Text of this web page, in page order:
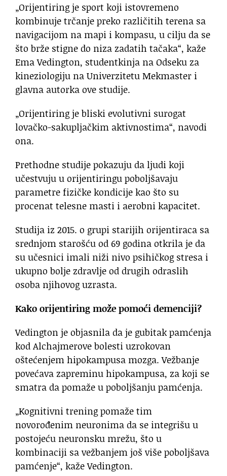
„Orijentiring je sport koji istovremeno
kombinuje trčanje preko različitih terena sa
navigacijom na mapi i kompasu, u cilju da se
što brže stigne do niza zadatih tačaka“, kaže
Ema Vedington, studentkinja na Odseku za
kineziologiju na Univerzitetu Mekmaster i
glavna autorka ove studije.
„Orijentiring je bliski evolutivni surogat
lovačko-sakupljačkim aktivnostima“, navodi
ona.
Prethodne studije pokazuju da ljudi koji
učestvuju u orijentiringu poboljšavaju
parametre fizičke kondicije kao što su
procenat telesne masti i aerobni kapacitet.
Studija iz 2015. o grupi starijih orijentiraca sa
srednjom starošću od 69 godina otkrila je da
su učesnici imali niži nivo psihičkog stresa i
ukupno bolje zdravlje od drugih odraslih
osoba njihovog uzrasta.
Kako orijentiring može pomoći demenciji?
Vedington je objasnila da je gubitak pamćenja
kod Alchajmerove bolesti uzrokovan
oštećenjem hipokampusa mozga. Vežbanje
povećava zapreminu hipokampusa, za koji se
smatra da pomaže u poboljšanju pamćenja.
„Kognitivni trening pomaže tim
novorođenim neuronima da se integrišu u
postojeću neuronsku mrežu, što u
kombinaciji sa vežbanjem još više poboljšava
pamćenje“, kaže Vedington.